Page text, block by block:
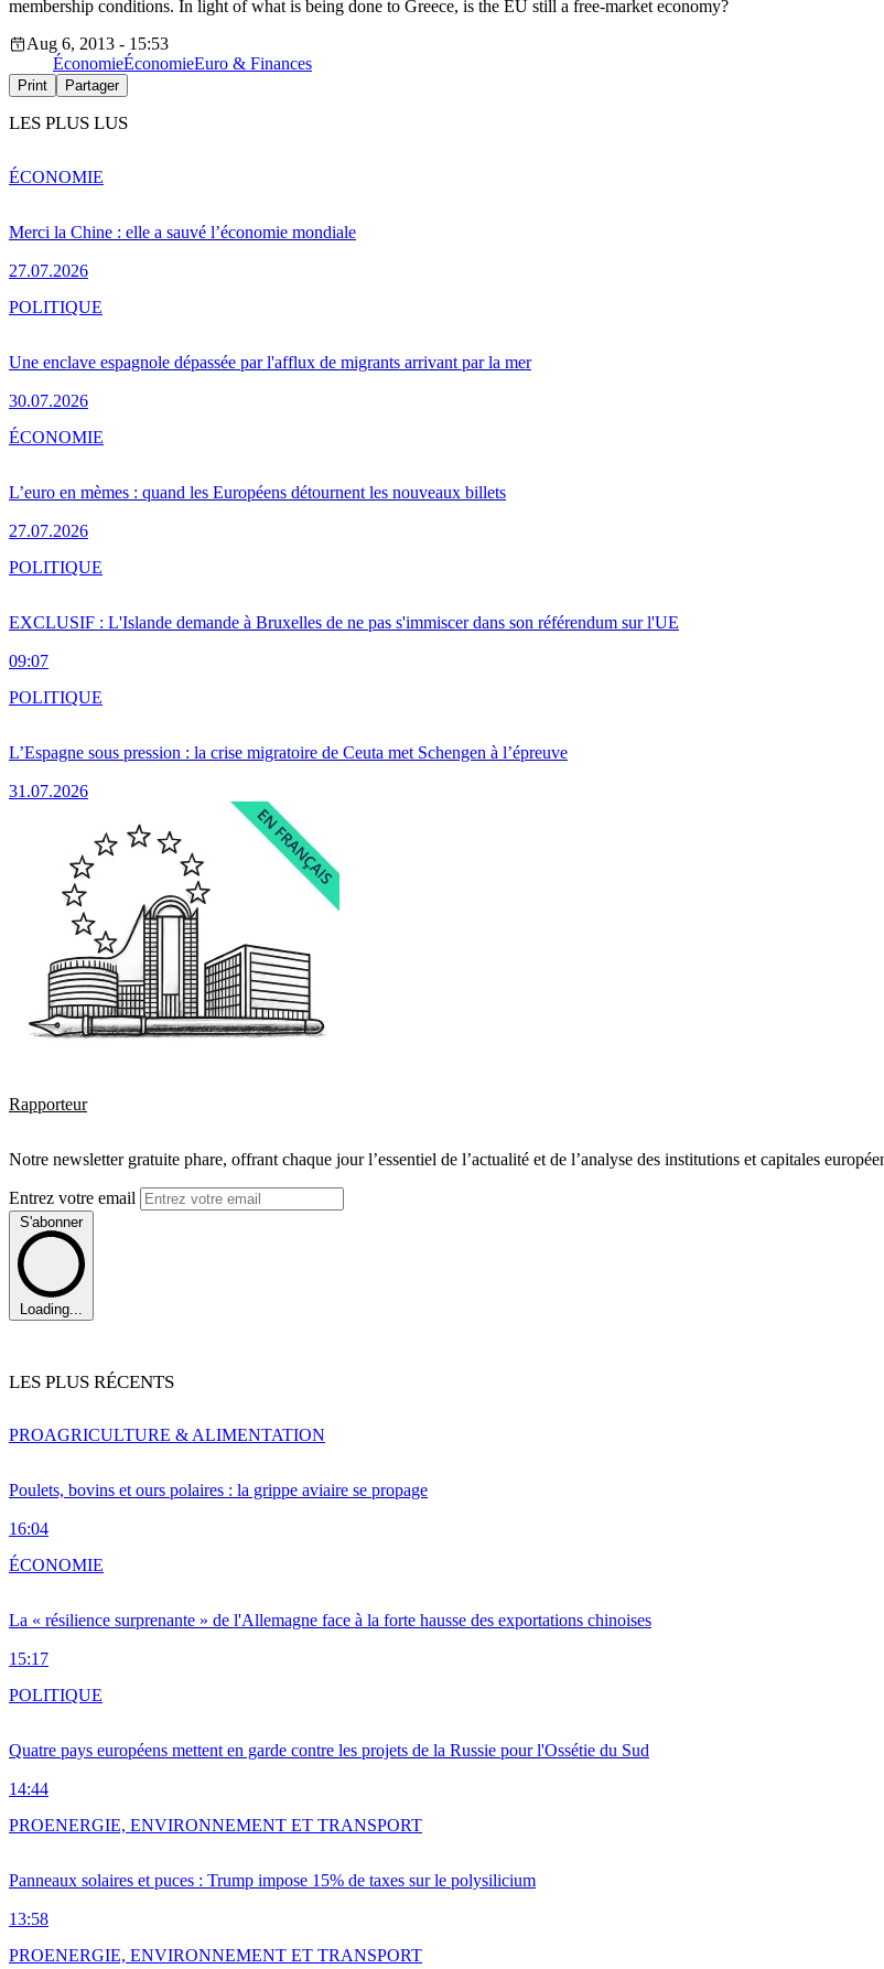
membership conditions. In light of what is being done to Greece, is the EU still a free-market economy?
Aug 6, 2013 - 15:53
ÉconomieÉconomieEuro & Finances
Print Partager
LES PLUS LUS
Merci la Chine : elle a sauvé l’économie mondiale
27.07.2026
ÉCONOMIE
Une enclave espagnole dépassée par l'afflux de migrants arrivant par la mer
30.07.2026
POLITIQUE
L’euro en mèmes : quand les Européens détournent les nouveaux billets
27.07.2026
ÉCONOMIE
EXCLUSIF : L'Islande demande à Bruxelles de ne pas s'immiscer dans son référendum sur l'UE
09:07
POLITIQUE
L’Espagne sous pression : la crise migratoire de Ceuta met Schengen à l’épreuve
31.07.2026
POLITIQUE
Rapporteur
Notre newsletter gratuite phare, offrant chaque jour l’essentiel de l’actualité et de l’analyse des institutions et capitales
Entrez votre email
S'abonner
Loading...
LES PLUS RÉCENTS
Poulets, bovins et ours polaires : la grippe aviaire se propage
16:04
PROAGRICULTURE & ALIMENTATION
La « résilience surprenante » de l'Allemagne face à la forte hausse des exportations chinoises
15:17
ÉCONOMIE
Quatre pays européens mettent en garde contre les projets de la Russie pour l'Ossétie du Sud
14:44
POLITIQUE
Panneaux solaires et puces : Trump impose 15% de taxes sur le polysilicium
13:58
PROENERGIE, ENVIRONNEMENT ET TRANSPORT
PROENERGIE, ENVIRONNEMENT ET TRANSPORT